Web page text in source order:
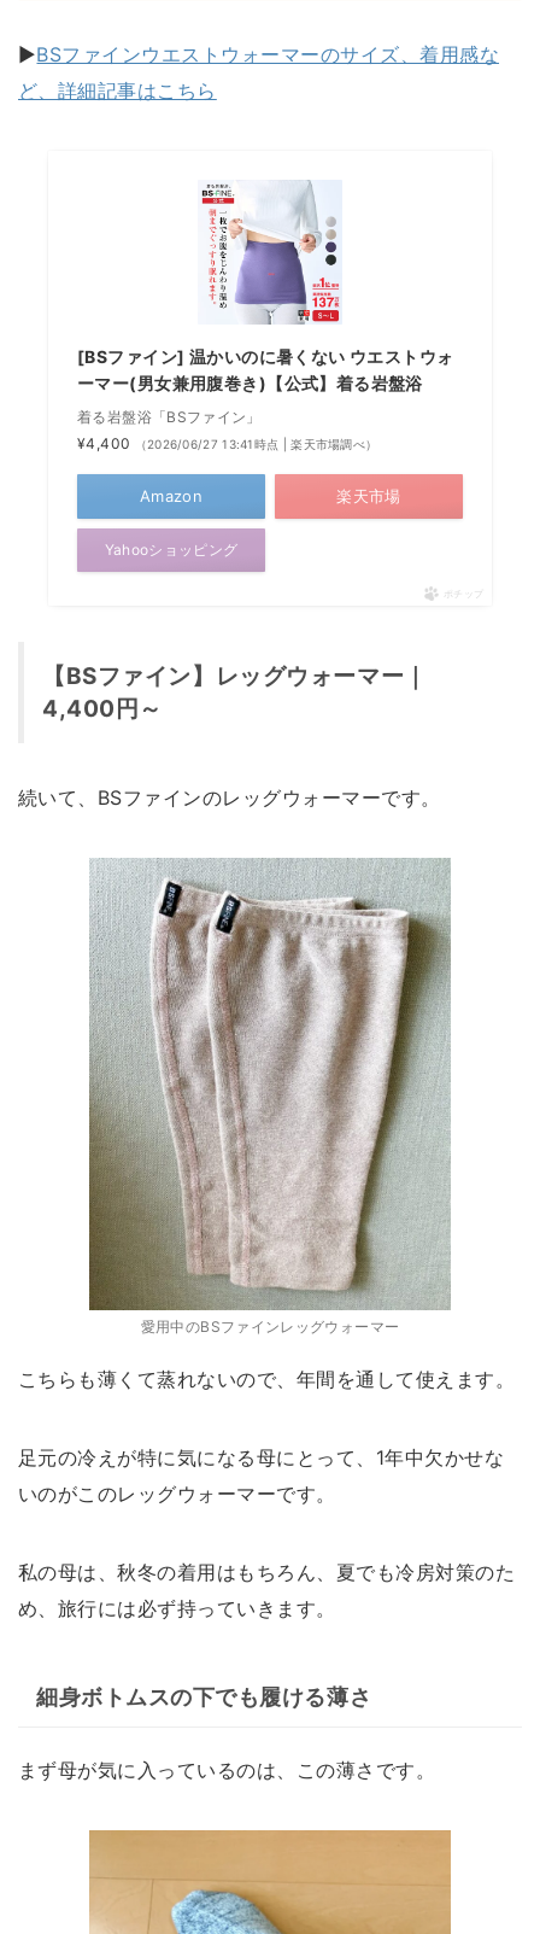
▶BSファインウエストウォーマーのサイズ、着用感な
ど、詳細記事はこちら
[BSファイン] 温かいのに暑くない ウエストウォ
ーマー(男女兼用腹巻き)【公式】着る岩盤浴
着る岩盤浴「BSファイン」
¥4,400
（2026/06/27 13:41時点 | 楽天市場調べ）
Amazon 楽天市場
Yahooショッピング
ポチップ
【BSファイン】レッグウォーマー｜
4,400円～
続いて、BSファインのレッグウォーマーです。
愛用中のBSファインレッグウォーマー
こちらも薄くて蒸れないので、年間を通して使えます。
足元の冷えが特に気になる母にとって、1年中欠かせな
いのがこのレッグウォーマーです。
私の母は、秋冬の着用はもちろん、夏でも冷房対策のた
め、旅行には必ず持っていきます。
細身ボトムスの下でも履ける薄さ
まず母が気に入っているのは、この薄さです。